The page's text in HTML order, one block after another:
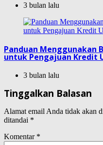
3 bulan lalu
Panduan Menggunakan
untuk Pengajuan Kredit
3 bulan lalu
Tinggalkan Balasan
Alamat email Anda tidak akan
ditandai *
Komentar *